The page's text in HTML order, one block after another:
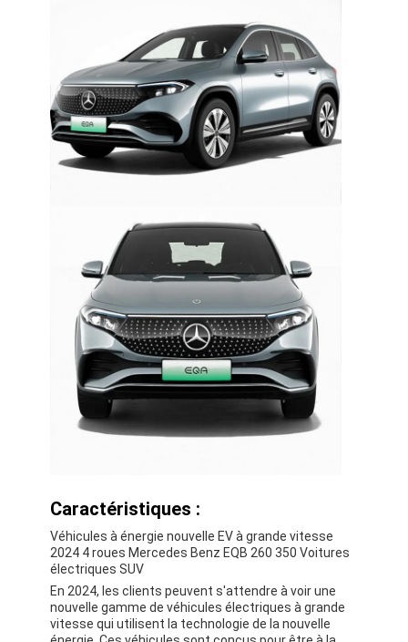
À la maison
Produits
Vidéos
Caractéristiques :
Véhicules à énergie nouvelle EV à grande vitesse
2024 4 roues Mercedes Benz EQB 260 350 Voitures
électriques SUV
En 2024, les clients peuvent s'attendre à voir une
nouvelle gamme de véhicules électriques à grande
vitesse qui utilisent la technologie de la nouvelle